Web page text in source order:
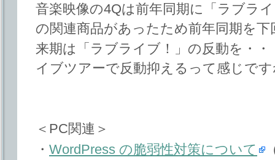
音楽映像の4Qは前年同期に「ラブラ
の関連商品があったため前年同期を下
来期は「ラブライブ！」の反動を・
イブツアーで反動抑えるって感じで
＜PC関連＞
・ WordPress の脆弱性対策について